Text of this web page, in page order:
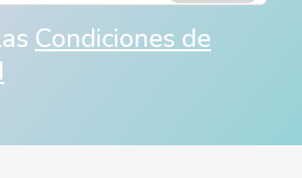
Condiciones de